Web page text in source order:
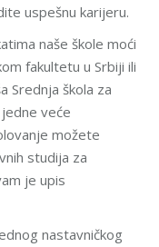
uspešnu karijeru.
naše škole moći
fakultetu u Srbiji ili
Srednja škola za
veće
možete
studija za
je upis
nastavničkog